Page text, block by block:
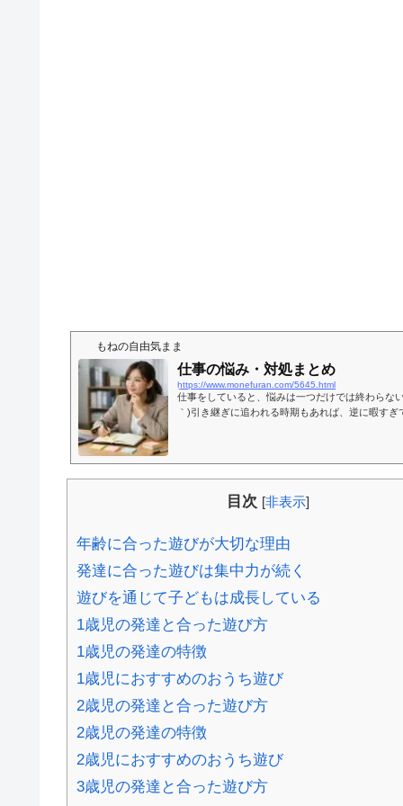
もねの自由気まま
仕事の悩み・対処まとめ
https://www.monefuran.com/5645.html
仕事をしていると、悩みは一つだけでは終わらな
｀)引き継ぎに追われる時期もあれば、逆に暇すぎ
目次 [非表示]
年齢に合った遊びが大切な理由
発達に合った遊びは集中力が続く
遊びを通じて子どもは成長している
1歳児の発達と合った遊び方
1歳児の発達の特徴
1歳児におすすめのおうち遊び
2歳児の発達と合った遊び方
2歳児の発達の特徴
2歳児におすすめのおうち遊び
3歳児の発達と合った遊び方